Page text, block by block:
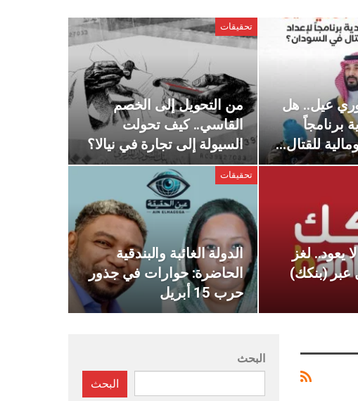
عيل.. هل
برنامجاً
للقتال…
تحقيقات
من التحويل إلى الخصم
القاسي.. كيف تحولت
السيولة إلى تجارة في نيالا؟
يعود.. لغز
عبر (بنكك)
تحقيقات
الدولة الغائبة والبندقية
الحاضرة: حوارات في جذور
حرب 15 أبريل
البحث
البحث